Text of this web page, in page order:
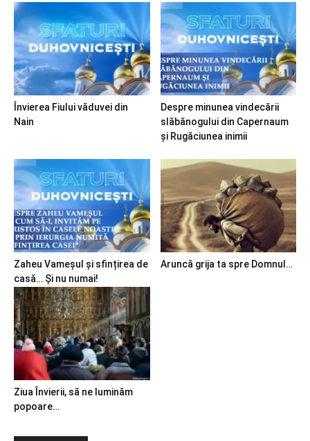
Învierea Fiului văduvei din
Nain
Despre minunea vindecării
slăbănogului din Capernaum
și Rugăciunea inimii
Zaheu Vameșul și sfințirea de
casă… Și nu numai!
Aruncă grija ta spre Domnul…
Ziua Învierii, să ne luminăm
popoare…